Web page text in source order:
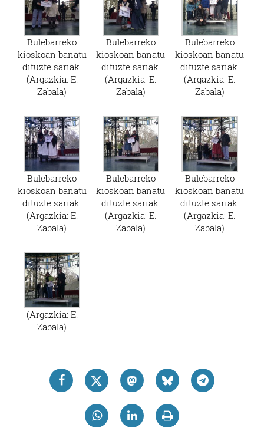
Bulebarreko
kioskoan banatu
dituzte sariak.
(Argazkia: E.
Zabala)
Bulebarreko
kioskoan banatu
dituzte sariak.
(Argazkia: E.
Zabala)
Bulebarreko
kioskoan banatu
dituzte sariak.
(Argazkia: E.
Zabala)
Bulebarreko
kioskoan banatu
dituzte sariak.
(Argazkia: E.
Zabala)
Bulebarreko
kioskoan banatu
dituzte sariak.
(Argazkia: E.
Zabala)
Bulebarreko
kioskoan banatu
dituzte sariak.
(Argazkia: E.
Zabala)
(Argazkia: E.
Zabala)